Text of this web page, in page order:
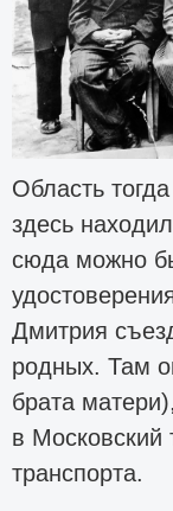
Область
здесь
сюда можно
Дмитрия
родных. Там
брата
в Московский
транспорта.